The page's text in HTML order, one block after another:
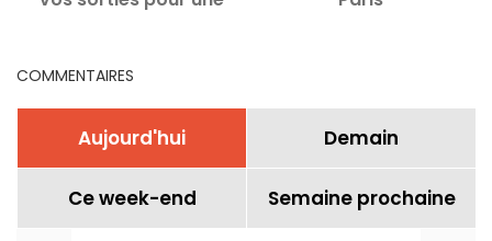
COMMENTAIRES
Aujourd'hui Demain
Ce week-end Semaine prochaine